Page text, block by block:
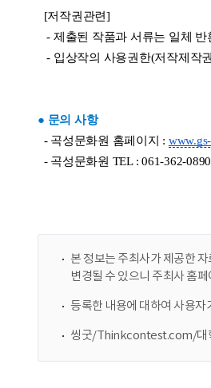
본 정보는 주최사가 제공한
변경될 수 있으니 주최사 홈
등록한 내용에 대하여 사용자
씽굿/Thinkcontest.com/대